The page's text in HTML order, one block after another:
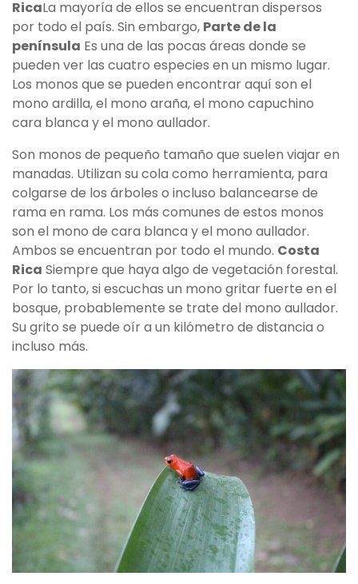
RicaLa mayoría de ellos se encuentran dispersos
por todo el país. Sin embargo, Parte de la
península Es una de las pocas áreas donde se
pueden ver las cuatro especies en un mismo lugar.
Los monos que se pueden encontrar aquí son el
mono ardilla, el mono araña, el mono capuchino
cara blanca y el mono aullador.
Son monos de pequeño tamaño que suelen viajar en
manadas. Utilizan su cola como herramienta, para
colgarse de los árboles o incluso balancearse de
rama en rama. Los más comunes de estos monos
son el mono de cara blanca y el mono aullador.
Ambos se encuentran por todo el mundo. Costa
Rica Siempre que haya algo de vegetación forestal.
Por lo tanto, si escuchas un mono gritar fuerte en el
bosque, probablemente se trate del mono aullador.
Su grito se puede oír a un kilómetro de distancia o
incluso más.